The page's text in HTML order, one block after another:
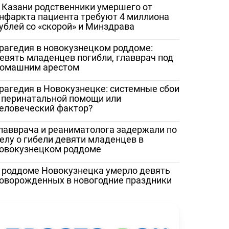
Казани родственники умершего от
пациента требуют 4 миллиона
со «скорой» и Минздрава
в новокузнецком роддоме:
младенцев погибли, главврач под
арестом
в Новокузнецке: системные сбои
перинатальной помощи или
фактор?
и реаниматолога задержали по
о гибели девяти младенцев в
роддоме
роддоме Новокузнецка умерло девять
в новогодние праздники